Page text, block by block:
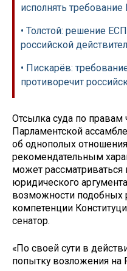
исполнять
• Толстой: решение
российской
• Пискарёв:
противоречит
Отсылка суда по
Парламентской
об однополых
рекомендательным
может рассматриваться
юридического
возможности подобных
компетенции
сенатор.
«По своей сути в
попытку возложения